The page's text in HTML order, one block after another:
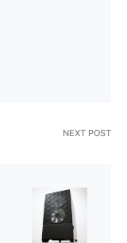
NEXT POST